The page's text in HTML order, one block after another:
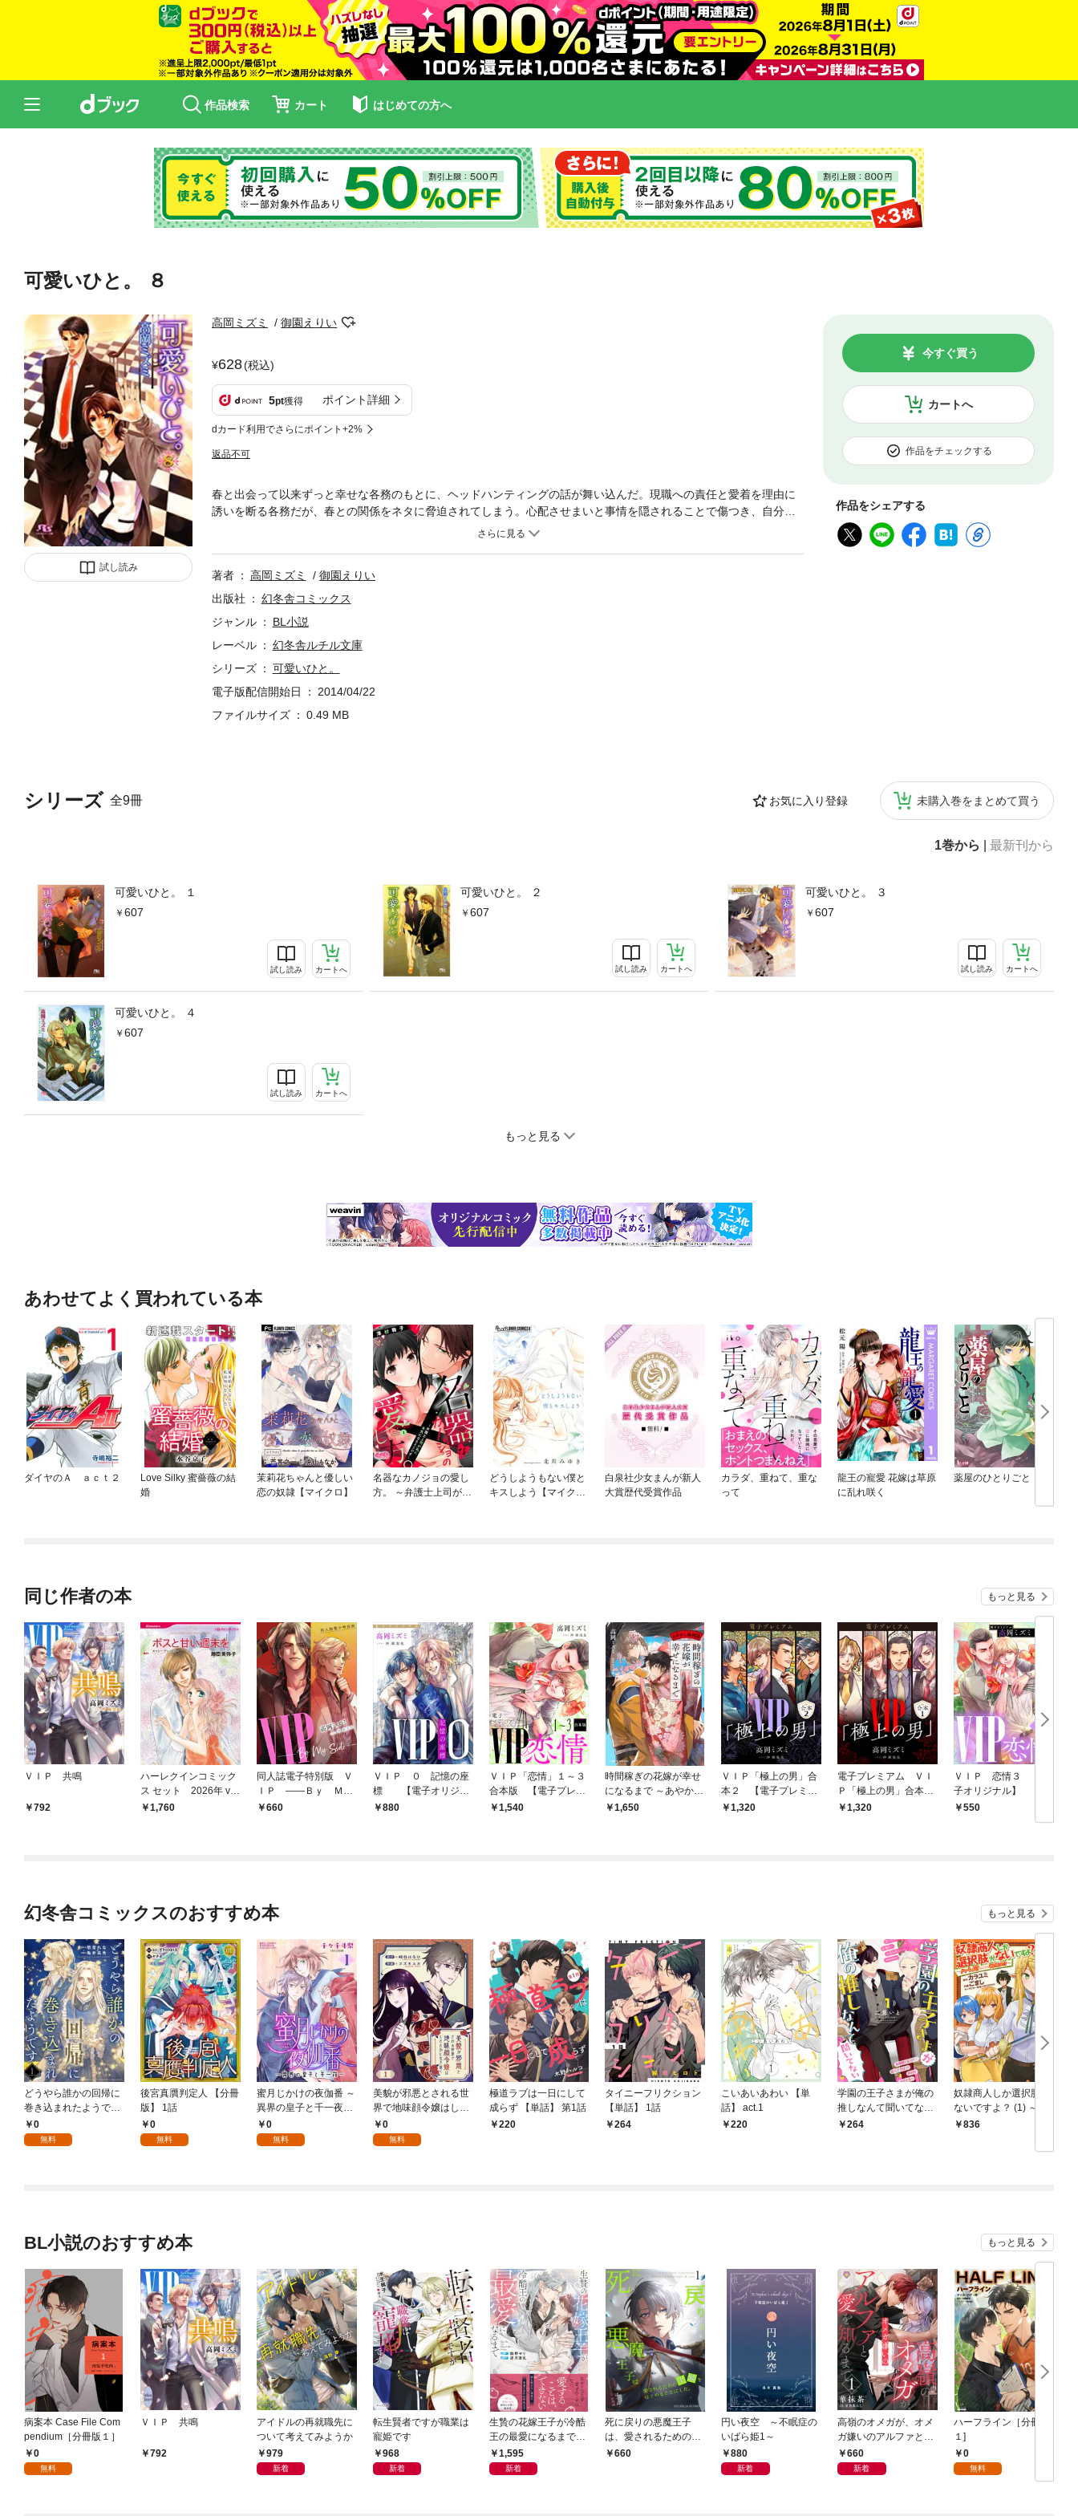
作品検索 カート はじめての方へ
可愛いひと。 ８
試し読み
高岡ミズミ 御園えりい
628(税込)
5pt獲得 ポイント詳細
dカード利用でさらにポイント+2%
返品不可
カートへ
今すぐ買う
作品をチェックする
作品をシェアする
シリーズ 全9冊 お気に入り登録 未購入巻をまとめて買う
1巻から 最新刊から
可愛いひと。 １
607
試し読み カートへ
可愛いひと。 ２
607
試し読み カートへ
可愛いひと。 ３
607
試し読み カートへ
可愛いひと。 ４
607
試し読み カートへ
もっと見る
春と出会って以来ずっと幸せな各務のもとに、ヘッドハンティングの話が舞い込んだ。現職への責任と愛着を理由に
誘いを断る各務だが、春との関係をネタに脅迫されてしまう。心配させまいと事情を隠されることで傷つき、自分が
各務の重荷になってしまうことを恐れる春。そのとき各務は――？ カバー描き下ろし＆ノベルス未収録短編収録で完
著者 高岡ミズミ
御園えりい
出版社
幻冬舎コミックス
ジャンル
BL小説
レーベル
幻冬舎ルチル文庫
シリーズ
可愛いひと。
電子版配信開始日
2014/04/22
ファイルサイズ
0.49 MB
あわせてよく買われている本
ダイヤのＡ ａｃｔ２
Love Silky 蜜薔薇の結
婚
茉莉花ちゃんと優しい
恋の奴隷【マイクロ】
名器なカノジョの愛し
方。 ～弁護士上司が私
どうしようもない僕と
キスしよう【マイク
白泉社少女まんが新人
大賞歴代受賞作品
カラダ、重ねて、重な
って
龍王の寵愛 花嫁は草原
に乱れ咲く
薬屋のひとりごと
同じ作者の本 もっと見る
ＶＩＰ 共鳴
792
ハーレクインコミック
ス セット 2026年 vo
l.925
1,760
同人誌電子特別版 Ｖ
ＩＰ ――Ｂｙ Ｍ
ｙ Ｓｉｄｅ――【電
660
ＶＩＰ ０ 記憶の座
標 【電子オリジナ
ル】880
ＶＩＰ「恋情」１～３
合本版 【電子プレミ
アム】
1,540
時間稼ぎの花嫁が幸せ
になるまで ～あやかし
婚姻譚～【特別版】(イ
1,650
ＶＩＰ「極上の男」合
本２ 【電子プレミア
ム】1,320
電子プレミアム ＶＩ
Ｐ「極上の男」合本
１ 【電子特典付き】
1,320
ＶＩＰ 恋情３ 【電
子オリジナル】
550
幻冬舎コミックスのおすすめ本 もっと見る
どうやら誰かの回帰に
巻き込まれたようです
【分冊版】 1話
0
無料
後宮真贋判定人 【分冊
版】 1話
0
無料
蜜月じかけの夜伽番 ～
異界の皇子と千一夜～
【分冊版】 1話
0
無料
美貌が邪悪とされる世
界で地味顔令嬢はした
たかに生き抜く 【分冊
版】 1話
0
無料
極道ラブは一日にして
成らず 【単話】 第1話
220
タイニーフリクション
【単話】 1話
264
こいあいあわい 【単
話】 act.1
220
学園の王子さまが俺の
推しなんて聞いてない
【単話】 1話
264
奴隷商人しか選択肢が
ないですよ？ (1) ～ハ
ーレム？なにそれおい
836
BL小説のおすすめ本 もっと見る
病案本 Case File Com
pendium［分冊版１］
0
無料
ＶＩＰ 共鳴
792
アイドルの再就職先に
ついて考えてみようか
979
新着
転生賢者ですが職業は
寵姫です
968
新着
生贄の花嫁王子が冷酷
王の最愛になるまで
【イラスト付き】【単
行本書き下ろしSS付
1,595
新着
死に戻りの悪魔王子
は、愛されるための実
験をはじめることにし
660
円い夜空 ～不眠症の
いばら姫1～
880
新着
高嶺のオメガが、オメ
ガ嫌いのアルファと愛
を知るまで1
660
新着
ハーフライン［分冊版
１]
0
無料